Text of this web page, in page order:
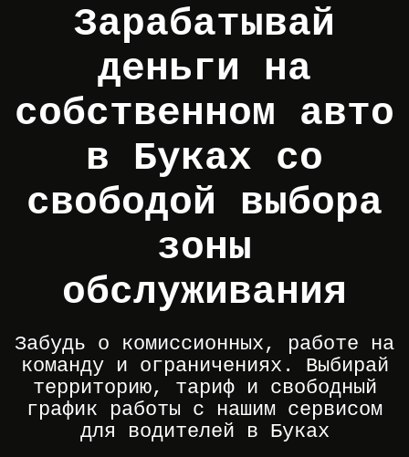
Зарабатывай
деньги на
собственном авто
в Буках со
свободой выбора
зоны
обслуживания
Забудь о комиссионных, работе на
команду и ограничениях. Выбирай
территорию, тариф и свободный
график работы с нашим сервисом
для водителей в Буках